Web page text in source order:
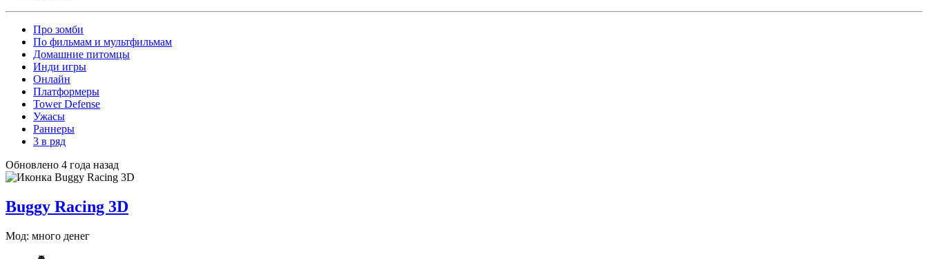
Про зомби
По фильмам и мультфильмам
Домашние питомцы
Инди игры
Онлайн
Платформеры
Tower Defense
Ужасы
Раннеры
3 в ряд
Обновлено 4 года назад
Buggy Racing 3D
Мод: много денег